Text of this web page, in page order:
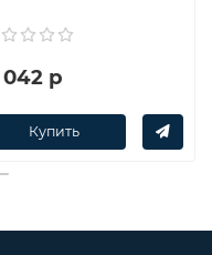
042 р
Купить